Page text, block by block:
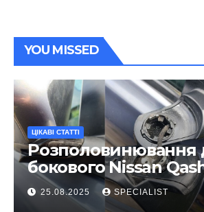
YOU MISSED
ЦІКАВІ СТАТТІ
Розполовинювання
бокового Nissan
ремонт люфту та
виправлення
25.08.2025 SPECIALIST